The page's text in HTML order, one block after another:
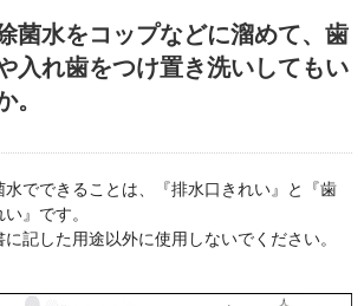
菌水をコップなどに溜めて、歯
入れ歯をつけ置き洗いしてもい
。
水でできることは、『排水口きれい』と『歯
』です。
記した用途以外に使用しないでください。